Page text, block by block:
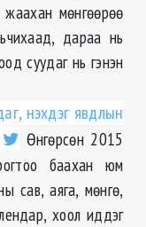
мөнгөөрөө
дараа нь
суудаг нь гэнэн
нэхдэг явдлын
Өнгөрсөн 2015
баахан юм
сав, аяга, мөнгө,
хоол иддэг